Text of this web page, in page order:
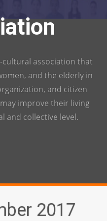
cultural association that
and the elderly in
and citizen
improve their living
and collective level.
2017